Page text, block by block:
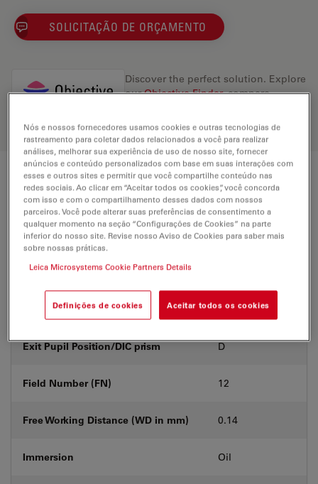
SOLICITAÇÃO DE ORÇAMENTO
Discover the perfect solution. Explore
ourObjective Finder, compare
your needs.
Technical Specs
Product Number 11506368
Correction Ring (CORR)
Coverglass With
Exit Pupil Position/DIC prism D
Field Number (FN) 12
Free Working Distance (WD in mm) 0.14
Immersion Oil
Nós e nossos fornecedores usamos cookies e outras tecnologias de
rastreamento para coletar dados relacionados a você para realizar
análises, melhorar sua experiência de uso de nosso site, fornecer
anúncios e conteúdo personalizados com base em suas interações com
esses e outros sites e permitir que você compartilhe conteúdo nas
redes sociais. Ao clicar em “Aceitar todos os cookies”, você concorda
com isso e com o compartilhamento desses dados com nossos
parceiros. Você pode alterar suas preferências de consentimento a
qualquer momento na seção “Configurações de Cookies” na parte
inferior do nosso site. Revise nosso Aviso de Cookies para saber mais
sobre nossas práticas.
Leica Microsystems Cookie Partners Details
Definições de cookies Aceitar todos os cookies